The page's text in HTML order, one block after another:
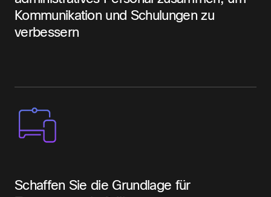
Kommunikation und Schulungen zu
verbessern
Schaffen Sie die Grundlage für